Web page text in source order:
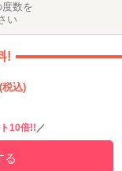
数を
い
!
税込)
10倍!! ／
る